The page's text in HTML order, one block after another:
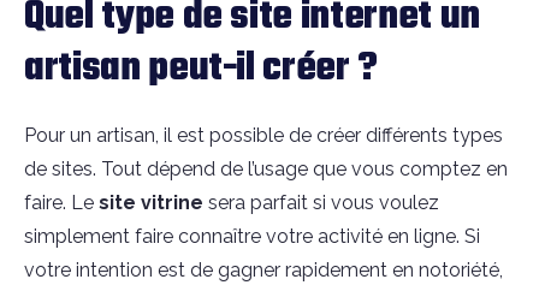
Quel type de site internet un
artisan peut-il créer ?
Pour un artisan, il est possible de créer différents types
de sites. Tout dépend de l’usage que vous comptez en
faire. Le site vitrine sera parfait si vous voulez
simplement faire connaître votre activité en ligne. Si
votre intention est de gagner rapidement en notoriété,